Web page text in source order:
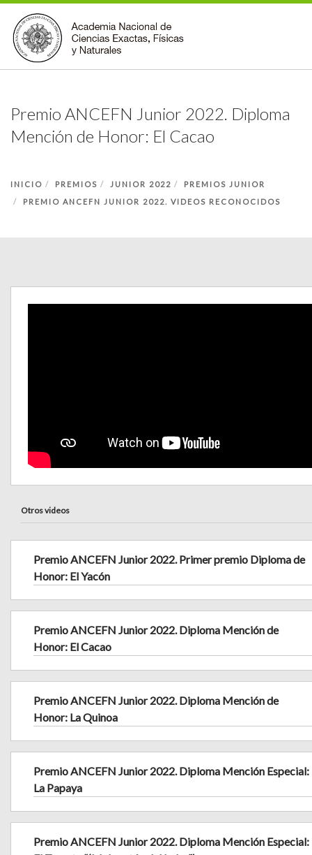
ACCIONES
PREMIOS
BIBLIOTECA
COMUNIDAD
BUSCAR EN ANCEFN
Premio ANCEFN Junior 2022. Diploma
Mención de Honor: El Cacao
INICIO PREMIOS JUNIOR 2022
PREMIOS JUNIOR
PREMIO ANCEFN JUNIOR 2022. VIDEOS RECONOCIDOS
Otros videos
Premio ANCEFN Junior 2022. Primer premio Diploma de
Honor: El Yacón
Premio ANCEFN Junior 2022. Diploma Mención de
Honor: El Cacao
Premio ANCEFN Junior 2022. Diploma Mención de
Honor: La Quinoa
Premio ANCEFN Junior 2022. Diploma Mención Especial:
La Papaya
Premio ANCEFN Junior 2022. Diploma Mención Especial: